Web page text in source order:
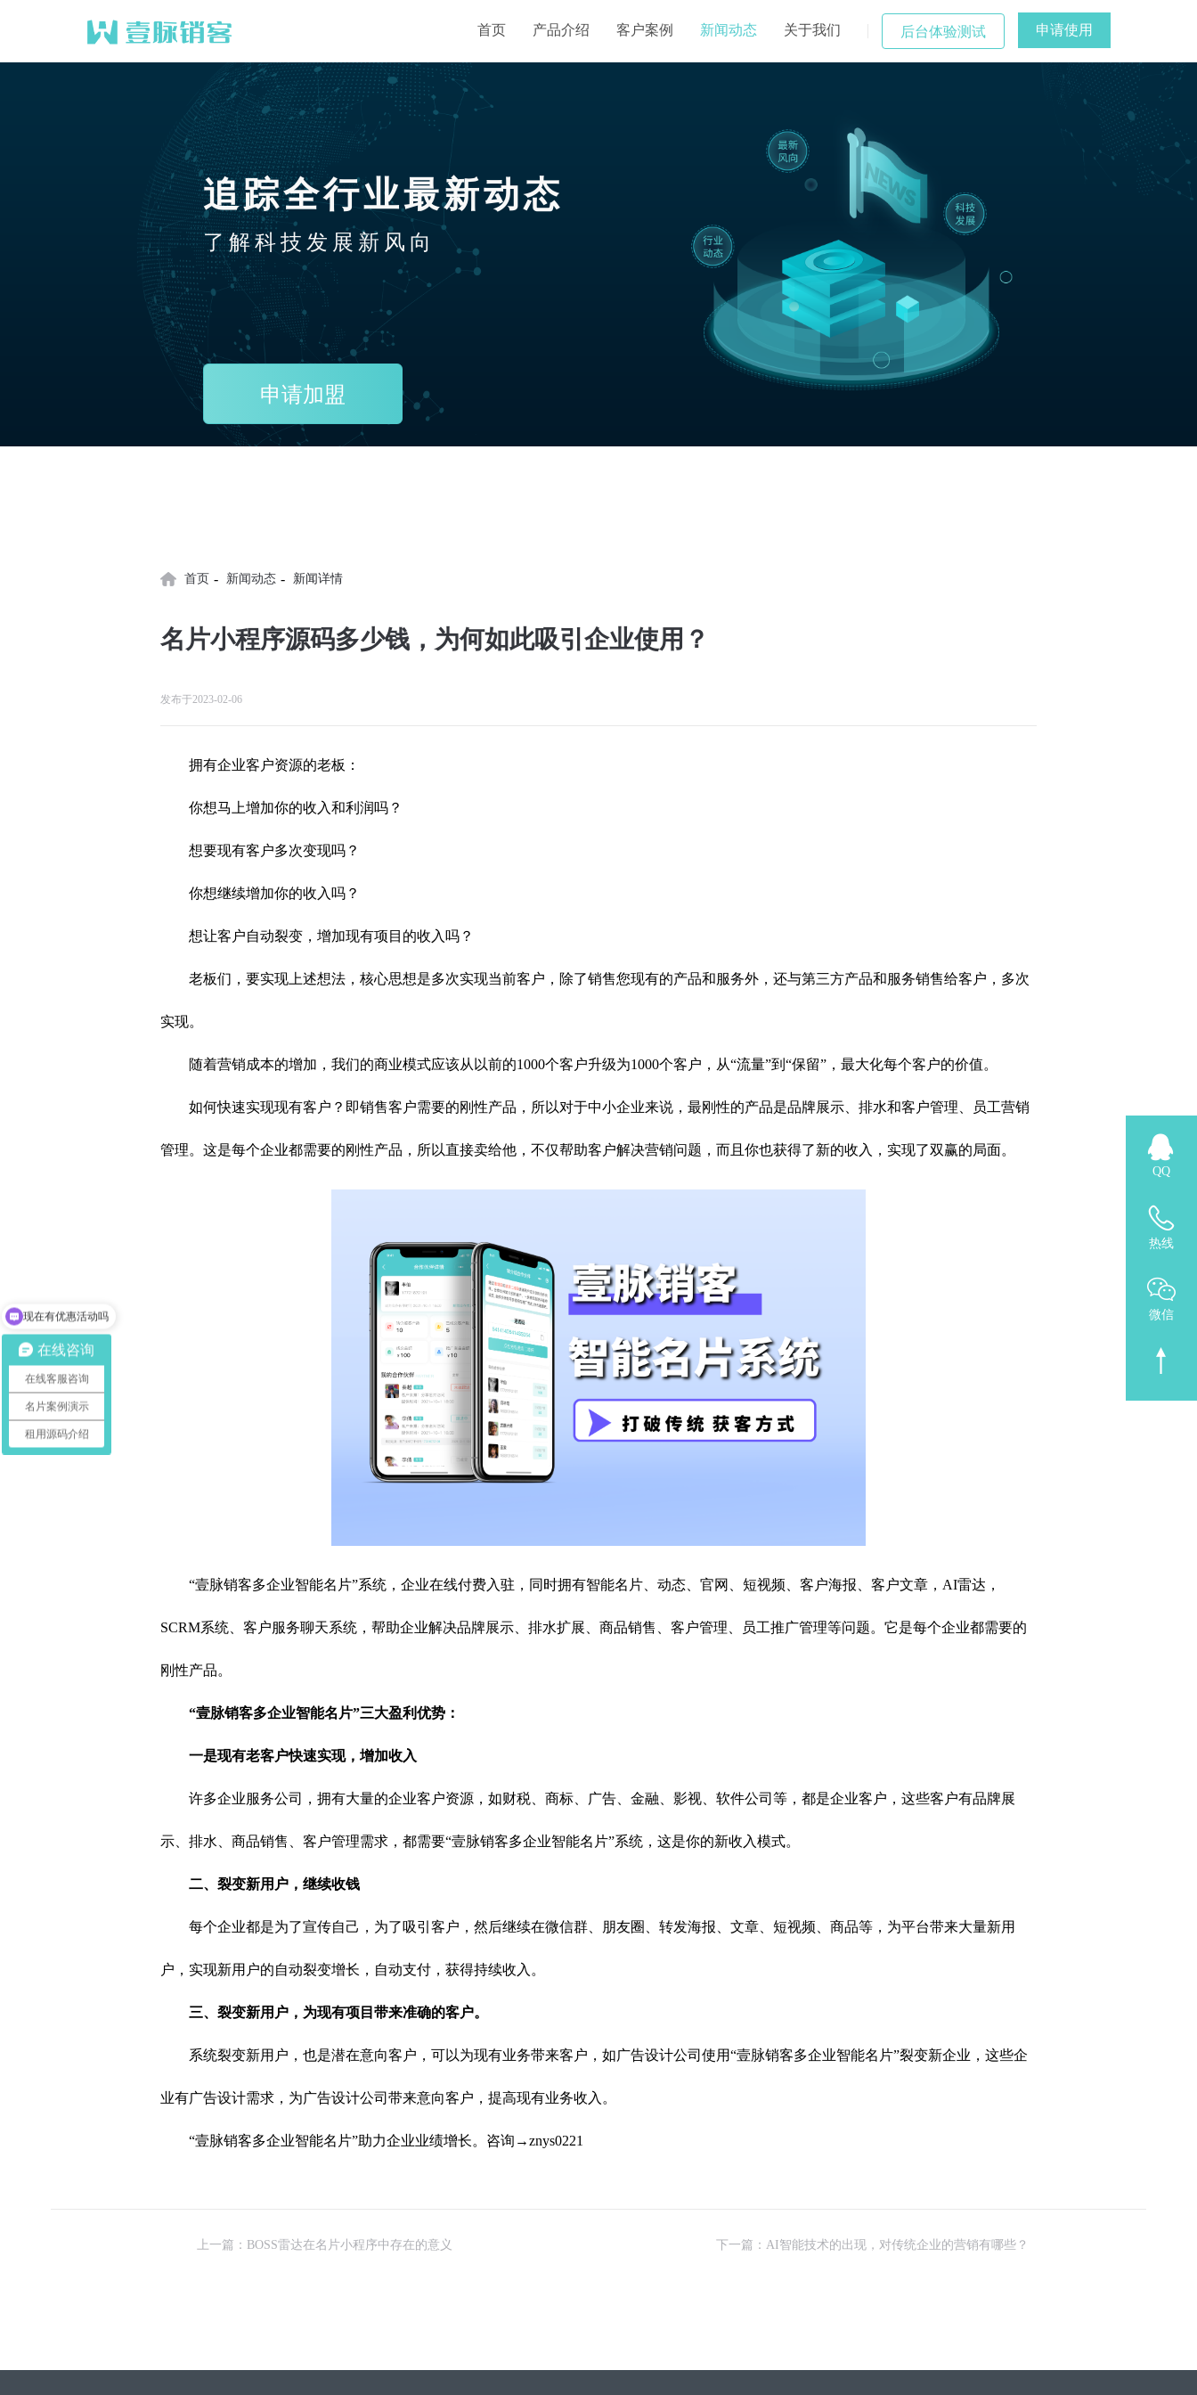
首页 产品介绍 客户案例 新闻动态 关于我们 后台体验测试 申请使用
追踪全行业最新动态
了解科技发展新风向
申请加盟
QQ
热线
微信
首页 - 新闻动态 - 新闻详情
名片小程序源码多少钱，为何如此吸引企业使用？
发布于2023-02-06
拥有企业客户资源的老板：
你想马上增加你的收入和利润吗？
想要现有客户多次变现吗？
你想继续增加你的收入吗？
想让客户自动裂变，增加现有项目的收入吗？
老板们，要实现上述想法，核心思想是多次实现当前客户，除了销售您现有的产品和服务外，还与第三方产品和服务销售给客户，多次
实现。
随着营销成本的增加，我们的商业模式应该从以前的1000个客户升级为1000个客户，从“流量”到“保留”，最大化每个客户的价值。
如何快速实现现有客户？即销售客户需要的刚性产品，所以对于中小企业来说，最刚性的产品是品牌展示、排水和客户管理、员工营销
管理。这是每个企业都需要的刚性产品，所以直接卖给他，不仅帮助客户解决营销问题，而且你也获得了新的收入，实现了双赢的局面。
“壹脉销客多企业智能名片”系统，企业在线付费入驻，同时拥有智能名片、动态、官网、短视频、客户海报、客户文章，AI雷达，
SCRM系统、客户服务聊天系统，帮助企业解决品牌展示、排水扩展、商品销售、客户管理、员工推广管理等问题。它是每个企业都需要的
刚性产品。
“壹脉销客多企业智能名片”三大盈利优势：
一是现有老客户快速实现，增加收入
许多企业服务公司，拥有大量的企业客户资源，如财税、商标、广告、金融、影视、软件公司等，都是企业客户，这些客户有品牌展
示、排水、商品销售、客户管理需求，都需要“壹脉销客多企业智能名片”系统，这是你的新收入模式。
二、裂变新用户，继续收钱
每个企业都是为了宣传自己，为了吸引客户，然后继续在微信群、朋友圈、转发海报、文章、短视频、商品等，为平台带来大量新用
户，实现新用户的自动裂变增长，自动支付，获得持续收入。
三、裂变新用户，为现有项目带来准确的客户。
系统裂变新用户，也是潜在意向客户，可以为现有业务带来客户，如广告设计公司使用“壹脉销客多企业智能名片”裂变新企业，这些企
业有广告设计需求，为广告设计公司带来意向客户，提高现有业务收入。
“壹脉销客多企业智能名片”助力企业业绩增长。咨询→znys0221
上一篇：BOSS雷达在名片小程序中存在的意义 下一篇：AI智能技术的出现，对传统企业的营销有哪些？
在线咨询
在线客服咨询
名片案例演示
租用源码介绍
现在有优惠活动吗